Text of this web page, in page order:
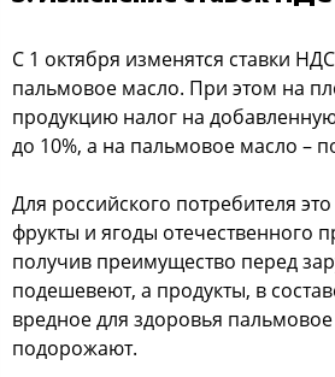
С 1 октября изменятся ставки
пальмовое масло. При этом на
продукцию налог на
до 10%, а на пальмовое масло –
Для российского потребителя
фрукты и ягоды отечественного
получив преимущество перед
подешевеют, а продукты, в
вредное для здоровья
подорожают.